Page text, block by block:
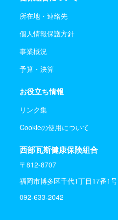
所在地・連絡先
個人情報保護方針
事業概況
予算・決算
お役立ち情報
リンク集
Cookieの使用について
西部瓦斯健康保険組合
〒812-8707
福岡市博多区千代1丁目17番1号
092-633-2042